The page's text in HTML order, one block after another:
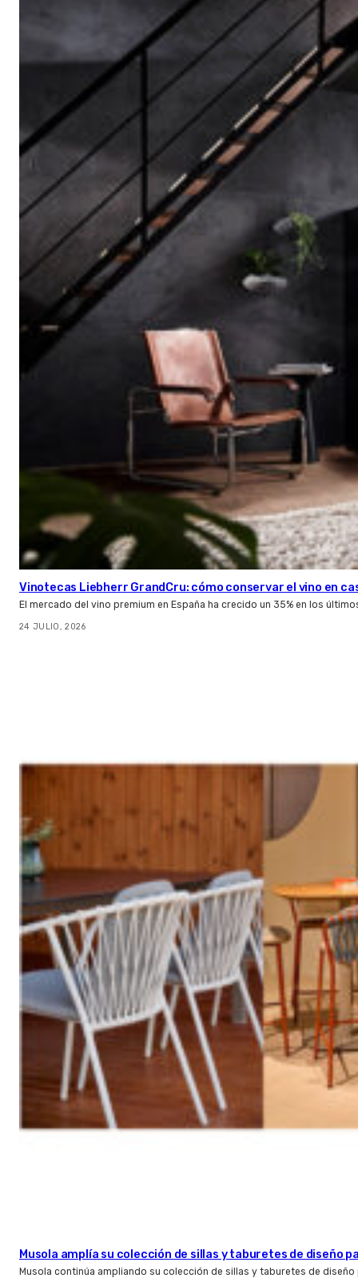
Vinotecas Liebherr GrandCru: cómo conservar el vino en
El mercado del vino premium en España ha crecido un 35% en los
24 JULIO, 2026
Musola amplía su colección de sillas y taburetes de diseño
Musola continúa ampliando su colección de sillas y taburetes de